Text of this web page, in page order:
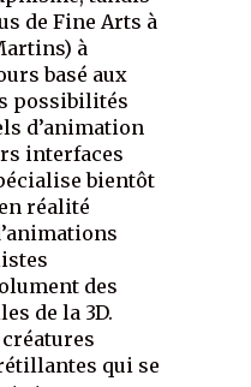
de Fine Arts à
à
basé aux
possibilités
d’animation
interfaces
bientôt
réalité
des
de la 3D.
créatures
qui se